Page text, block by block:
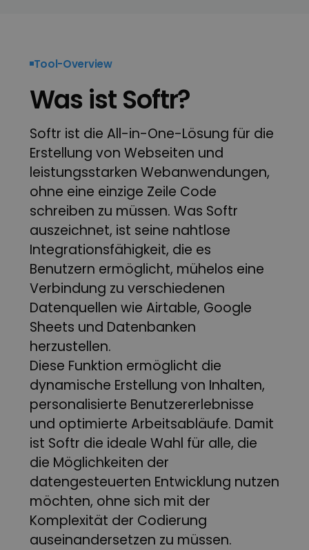
Tool-Overview
Was ist Softr?
Softr ist die All-in-One-Lösung für die
Erstellung von Webseiten und
leistungsstarken Webanwendungen,
ohne eine einzige Zeile Code
schreiben zu müssen. Was Softr
auszeichnet, ist seine nahtlose
Integrationsfähigkeit, die es
Benutzern ermöglicht, mühelos eine
Verbindung zu verschiedenen
Datenquellen wie Airtable, Google
Sheets und Datenbanken
herzustellen.
Diese Funktion ermöglicht die
dynamische Erstellung von Inhalten,
personalisierte Benutzererlebnisse
und optimierte Arbeitsabläufe. Damit
ist Softr die ideale Wahl für alle, die
die Möglichkeiten der
datengesteuerten Entwicklung nutzen
möchten, ohne sich mit der
Komplexität der Codierung
auseinandersetzen zu müssen.